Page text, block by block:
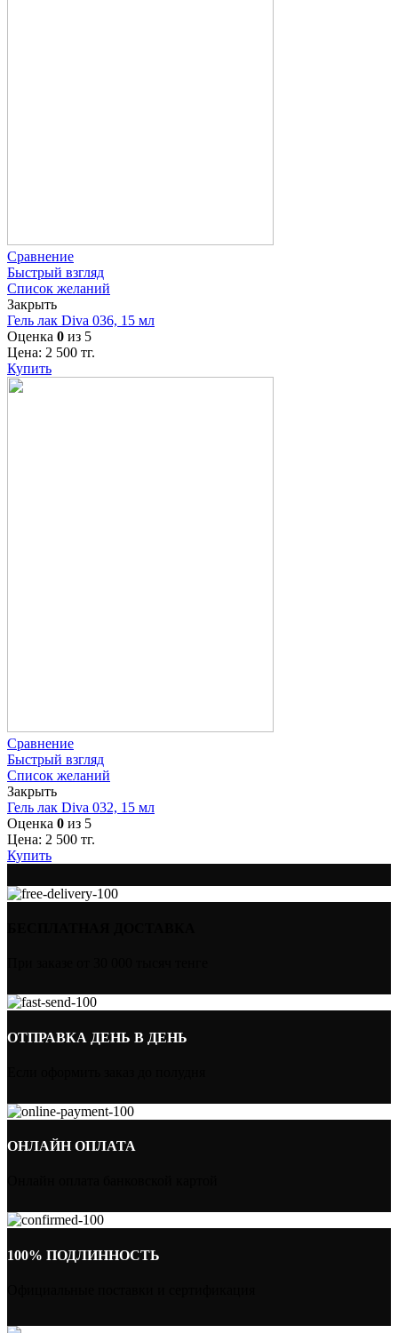
Сравнение
Быстрый взгляд
Список желаний
Закрыть
Гель лак Diva 036, 15 мл
Оценка 0 из 5
Цена: 2 500 тг.
Купить
Сравнение
Быстрый взгляд
Список желаний
Закрыть
Гель лак Diva 032, 15 мл
Оценка 0 из 5
Цена: 2 500 тг.
Купить
ОТПРАВКА ДЕНЬ В ДЕНЬ
ОНЛАЙН ОПЛАТА
100% ПОДЛИННОСТЬ